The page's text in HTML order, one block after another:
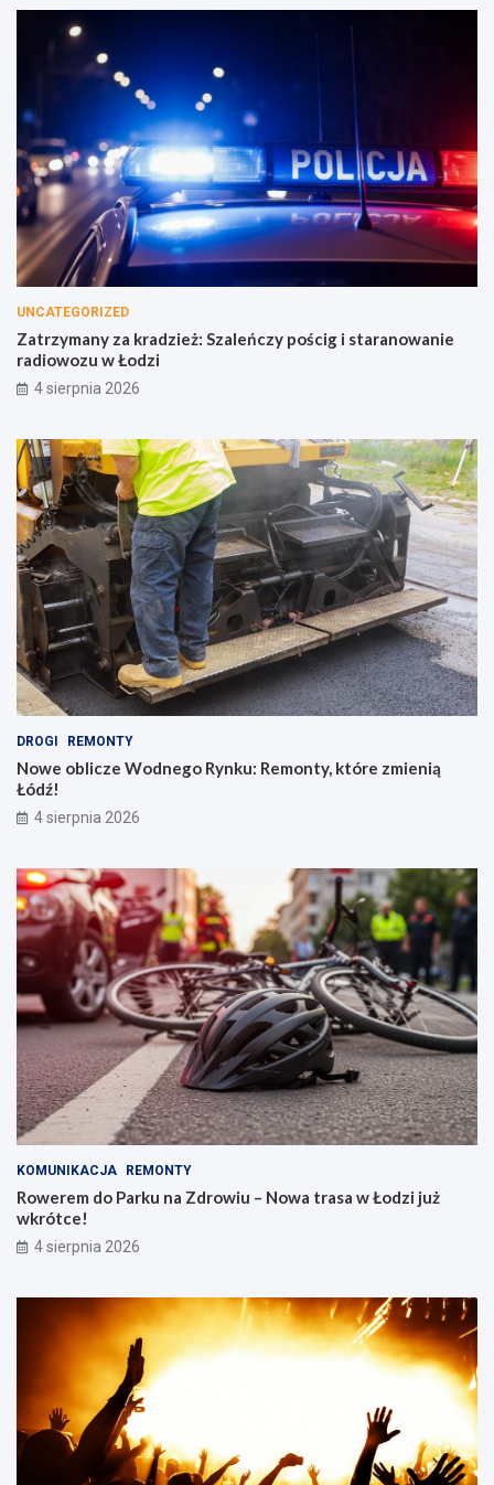
UNCATEGORIZED
Zatrzymany za kradzież: Szaleńczy pościg i staranowanie
radiowozu w Łodzi
4 sierpnia 2026
DROGI REMONTY
Nowe oblicze Wodnego Rynku: Remonty, które zmienią
Łódź!
4 sierpnia 2026
KOMUNIKACJA REMONTY
Rowerem do Parku na Zdrowiu – Nowa trasa w Łodzi już
wkrótce!
4 sierpnia 2026